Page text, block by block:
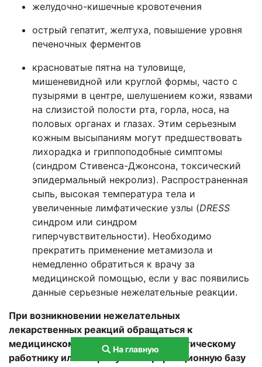
желудочно-кишечные кровотечения
острый гепатит, желтуха, повышение уровня
печеночных ферментов
красноватые пятна на туловище,
мишеневидной или круглой формы, часто с
пузырями в центре, шелушением кожи, язвами
на слизистой полости рта, горла, носа, на
половых органах и глазах. Этим серьезным
кожным высыпаниям могут предшествовать
лихорадка и гриппоподобные симптомы
(синдром Стивенса-Джонсона, токсический
эпидермальный некролиз). Распространенная
сыпь, высокая температура тела и
увеличенные лимфатические узлы (DRESS
синдром или синдром
гиперчувствительности). Необходимо
прекратить применение метамизола и
немедленно обратиться к врачу за
медицинской помощью, если у вас появились
данные серьезные нежелательные реакции.
При возникновении нежелательных
лекарственных реакций обращаться к
медицинскому работнику, фармацевтическому
работнику или напрямую в информационную базу
На главную